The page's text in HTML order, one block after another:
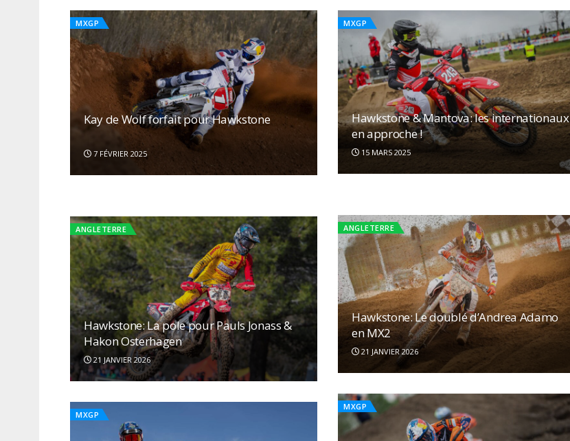
MXGP
Kay de Wolf forfait pour Hawkstone
7 FÉVRIER 2025
MXGP
Hawkstone & Mantova: les internationaux
en approche !
15 MARS 2025
Romain Febvre et Mathis Valin s’engagent
à Hawkstone
20 DÉCEMBRE 2024
Hawkstone International: Maxime Renaux
répond présent !
21 JANVIER 2026
ANGLETERRE
Hawkstone: Le doublé d’Andrea Adamo
en MX2
21 JANVIER 2026
ANGLETERRE
Hawkstone: La pole pour Pauls Jonass &
Hakon Osterhagen
21 JANVIER 2026
MXGP
MXGP